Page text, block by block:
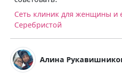
и ее семьи "Она" на
19.04.2017